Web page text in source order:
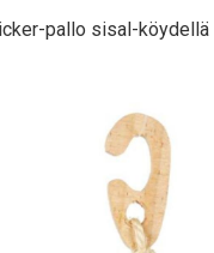
pallo sisal-köydellä